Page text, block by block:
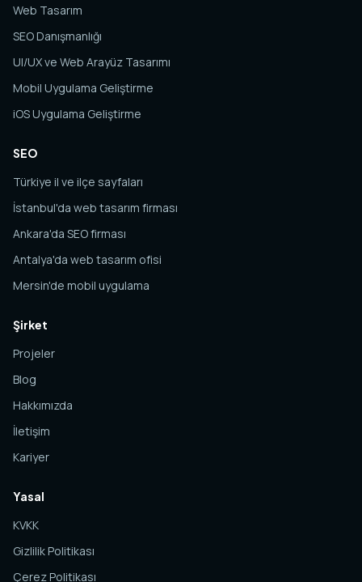
Web Tasarım
SEO Danışmanlığı
UI/UX ve Web Arayüz Tasarımı
Mobil Uygulama Geliştirme
iOS Uygulama Geliştirme
SEO
Türkiye il ve ilçe sayfaları
İstanbul'da web tasarım firması
Ankara'da SEO firması
Antalya'da web tasarım ofisi
Mersin'de mobil uygulama
Şirket
Projeler
Blog
Hakkımızda
İletişim
Kariyer
Yasal
KVKK
Gizlilik Politikası
Çerez Politikası